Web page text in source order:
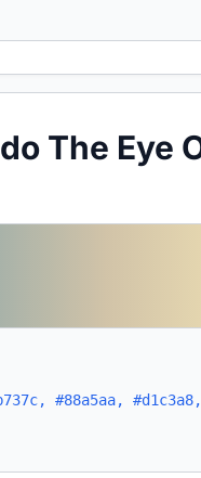
The Eye
#88a5aa, #d1c3a8,